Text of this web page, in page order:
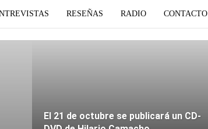
RESEÑAS RADIO CONTACTO
El 21 de octubre se publicará un CD-